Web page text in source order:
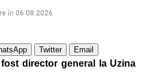
în 06.08.2026
Twitter Email
director general la Uzina